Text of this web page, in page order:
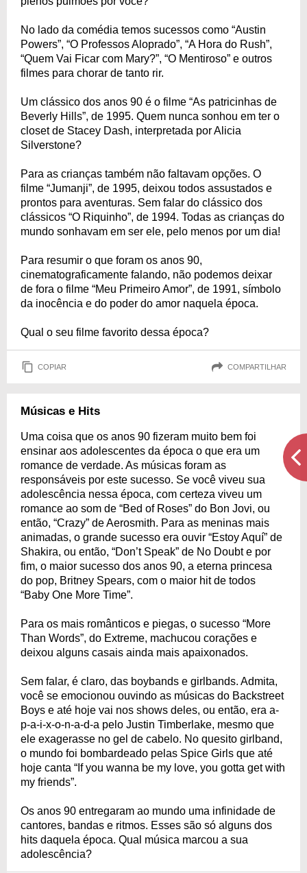
No lado da comédia temos sucessos como “Austin
Powers”, “O Professos Aloprado”, “A Hora do Rush”,
“Quem Vai Ficar com Mary?”, “O Mentiroso” e outros
filmes para chorar de tanto rir.
Um clássico dos anos 90 é o filme “As patricinhas de
Beverly Hills”, de 1995. Quem nunca sonhou em ter o
closet de Stacey Dash, interpretada por Alicia
Silverstone?
Para as crianças também não faltavam opções. O
filme “Jumanji”, de 1995, deixou todos assustados e
prontos para aventuras. Sem falar do clássico dos
clássicos “O Riquinho”, de 1994. Todas as crianças do
mundo sonhavam em ser ele, pelo menos por um dia!
Para resumir o que foram os anos 90,
cinematograficamente falando, não podemos deixar
de fora o filme “Meu Primeiro Amor”, de 1991, símbolo
da inocência e do poder do amor naquela época.
Qual o seu filme favorito dessa época?
COPIAR COMPARTILHAR
Músicas e Hits
Uma coisa que os anos 90 fizeram muito bem foi
ensinar aos adolescentes da época o que era um
romance de verdade. As músicas foram as
responsáveis por este sucesso. Se você viveu sua
adolescência nessa época, com certeza viveu um
romance ao som de “Bed of Roses” do Bon Jovi, ou
então, “Crazy” de Aerosmith. Para as meninas mais
animadas, o grande sucesso era ouvir “Estoy Aquí” de
Shakira, ou então, “Don’t Speak” de No Doubt e por
fim, o maior sucesso dos anos 90, a eterna princesa
do pop, Britney Spears, com o maior hit de todos
“Baby One More Time”.
Para os mais românticos e piegas, o sucesso “More
Than Words”, do Extreme, machucou corações e
deixou alguns casais ainda mais apaixonados.
Sem falar, é claro, das boybands e girlbands. Admita,
você se emocionou ouvindo as músicas do Backstreet
Boys e até hoje vai nos shows deles, ou então, era a-
p-a-i-x-o-n-a-d-a pelo Justin Timberlake, mesmo que
ele exagerasse no gel de cabelo. No quesito girlband,
o mundo foi bombardeado pelas Spice Girls que até
hoje canta “If you wanna be my love, you gotta get with
my friends”.
Os anos 90 entregaram ao mundo uma infinidade de
cantores, bandas e ritmos. Esses são só alguns dos
hits daquela época. Qual música marcou a sua
adolescência?